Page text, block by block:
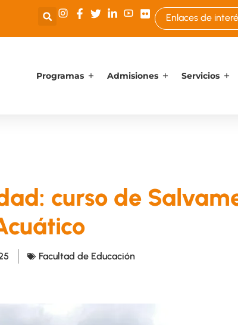
Enlaces de
Programas Admisiones Servicios
curso de
Facultad de Educación